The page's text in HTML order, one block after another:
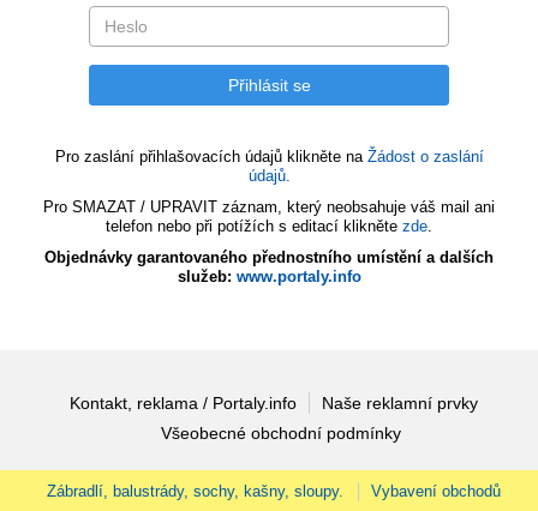
Pro zaslání přihlašovacích údajů klikněte na Žádost o zaslání
údajů.
Pro SMAZAT / UPRAVIT záznam, který neobsahuje váš mail ani
telefon nebo při potížích s editací klikněte zde.
Objednávky garantovaného přednostního umístění a dalších
služeb: www.portaly.info
Kontakt, reklama / Portaly.info
Naše reklamní prvky
Všeobecné obchodní podmínky
Zábradlí, balustrády, sochy, kašny, sloupy.
Vybavení obchodů